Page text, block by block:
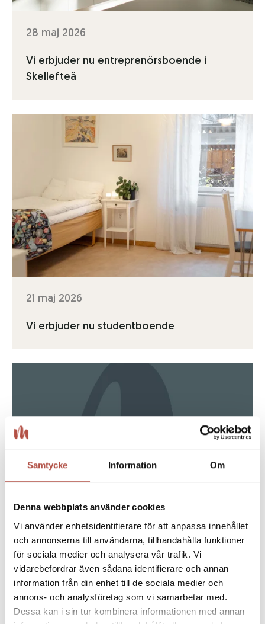
Samtycke Information Om
Denna webbplats använder cookies
Vi använder enhetsidentifierare för att anpassa innehållet
och annonserna till användarna, tillhandahålla funktioner
för sociala medier och analysera vår trafik. Vi
vidarebefordrar även sådana identifierare och annan
information från din enhet till de sociala medier och
annons- och analysföretag som vi samarbetar med.
Dessa kan i sin tur kombinera informationen med annan
28 maj 2026
Vi erbjuder nu entreprenörsboende i
Skellefteå
21 maj 2026
Vi erbjuder nu studentboende
08 maj 2026
Sommarjobba på Medlefors i Skellefteå ♡